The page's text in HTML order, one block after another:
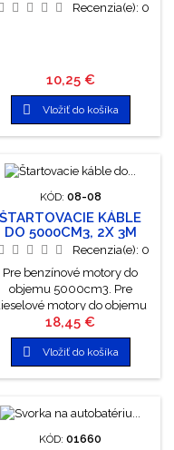
Recenzia(e): 0
Cena
10,25 €
 Vložiť do košíka
KÓD: 08-08
ŠTARTOVACIE KÁBLE
DO 5000CM3, 2X 3M
Recenzia(e): 0
Pre benzínové motory do
objemu 5000cm3. Pre
motory do objemu
3000cm3. 6V, 12V, 24V. Po
úspešnom naštartovaní
odpojte najprv čierne svorky,
až potom červené.
Cena
18,45 €
 Vložiť do košíka
KÓD: 01660